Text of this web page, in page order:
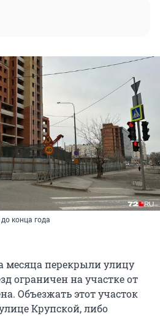
конца года
месяца перекрыли улицу
ограничен на участке от
Объезжать этот участок
Крупской, либо